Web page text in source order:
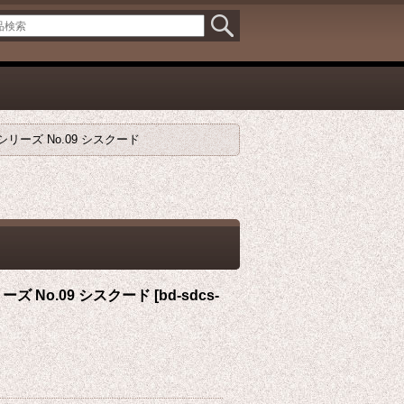
リーズ No.09 シスクード
ズ No.09 シスクード [bd-sdcs-